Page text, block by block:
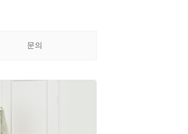
문의